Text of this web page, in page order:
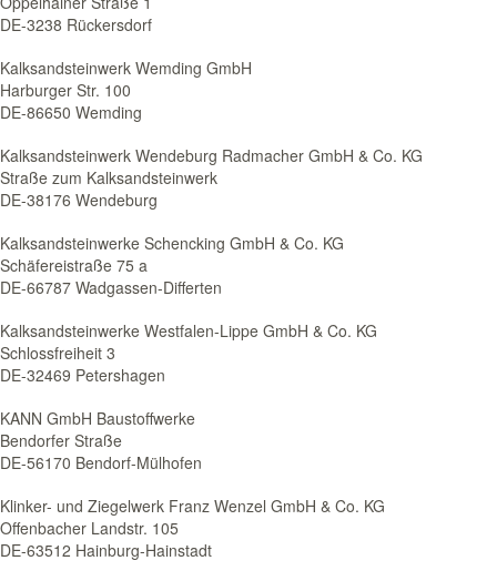
DE-3238 Rückersdorf
Kalksandsteinwerk Wemding GmbH
Harburger Str. 100
DE-86650 Wemding
Kalksandsteinwerk Wendeburg Radmacher GmbH & Co. KG
Straße zum Kalksandsteinwerk
DE-38176 Wendeburg
Kalksandsteinwerke Schencking GmbH & Co. KG
Schäfereistraße 75 a
DE-66787 Wadgassen-Differten
Kalksandsteinwerke Westfalen-Lippe GmbH & Co. KG
Schlossfreiheit 3
DE-32469 Petershagen
KANN GmbH Baustoffwerke
Bendorfer Straße
DE-56170 Bendorf-Mülhofen
Klinker- und Ziegelwerk Franz Wenzel GmbH & Co. KG
Offenbacher Landstr. 105
DE-63512 Hainburg-Hainstadt